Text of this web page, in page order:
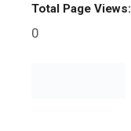
Total Page Views:
0